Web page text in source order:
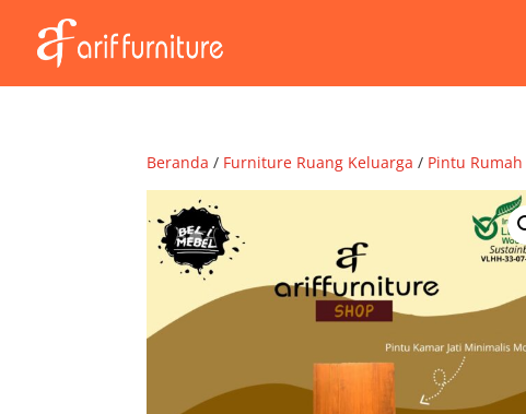
Beranda / Furniture Ruang Keluarga / Pintu Rumah